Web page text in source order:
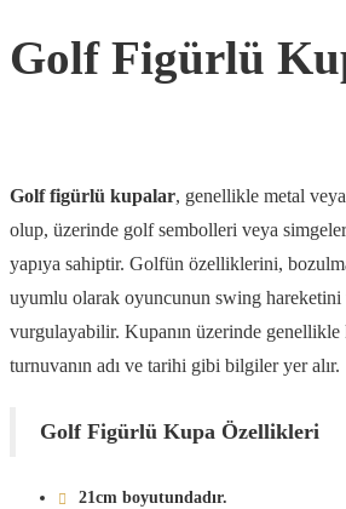
Golf Figürlü
Golf figürlü kupalar, genellikle metal
olup, üzerinde golf sembolleri veya
yapıya sahiptir. Golfün özelliklerini,
uyumlu olarak oyuncunun swing
vurgulayabilir. Kupanın üzerinde genellikle
turnuvanın adı ve tarihi gibi bilgiler yer alır.
Golf Figürlü Kupa Özellikleri
21cm boyutundadır.